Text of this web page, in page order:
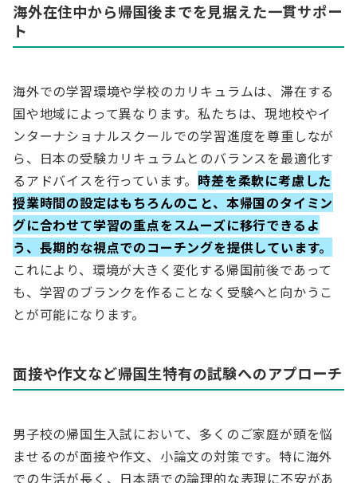
海外在住中から帰国後までを見据えた一貫サポー
ト
海外での学習環境や学校のカリキュラムは、滞在する
国や地域によって異なります。私たちは、現地校やイ
ンターナショナルスクールでの学習進度を尊重しなが
ら、日本の受験カリキュラムとのバランスを最適化す
るアドバイスを行っています。 時差を柔軟に考慮した
授業時間の設定はもちろんのこと、本帰国のタイミン
グに合わせて学習の重点をスムーズに移行できるよ
う、長期的な視点でのコーチングを提供しています。
これにより、環境が大きく変化する帰国前後であって
も、学習のブランクを作ることなく受験へと向かうこ
とが可能になります。
面接や作文など帰国生特有の試験へのアプローチ
男子校の帰国生入試において、多くのご家庭が頭を悩
ませるのが面接や作文、小論文の対策です。特に海外
での生活が長く、日本語での論理的な表現に不安があ